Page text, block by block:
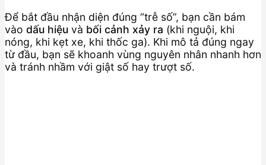
Để bắt đầu nhận diện đúng “trễ số”, bạn cần bám
vào dấu hiệu và bối cảnh xảy ra (khi nguội, khi
nóng, khi kẹt xe, khi thốc ga). Khi mô tả đúng ngay
từ đầu, bạn sẽ khoanh vùng nguyên nhân nhanh hơn
và tránh nhầm với giật số hay trượt số.